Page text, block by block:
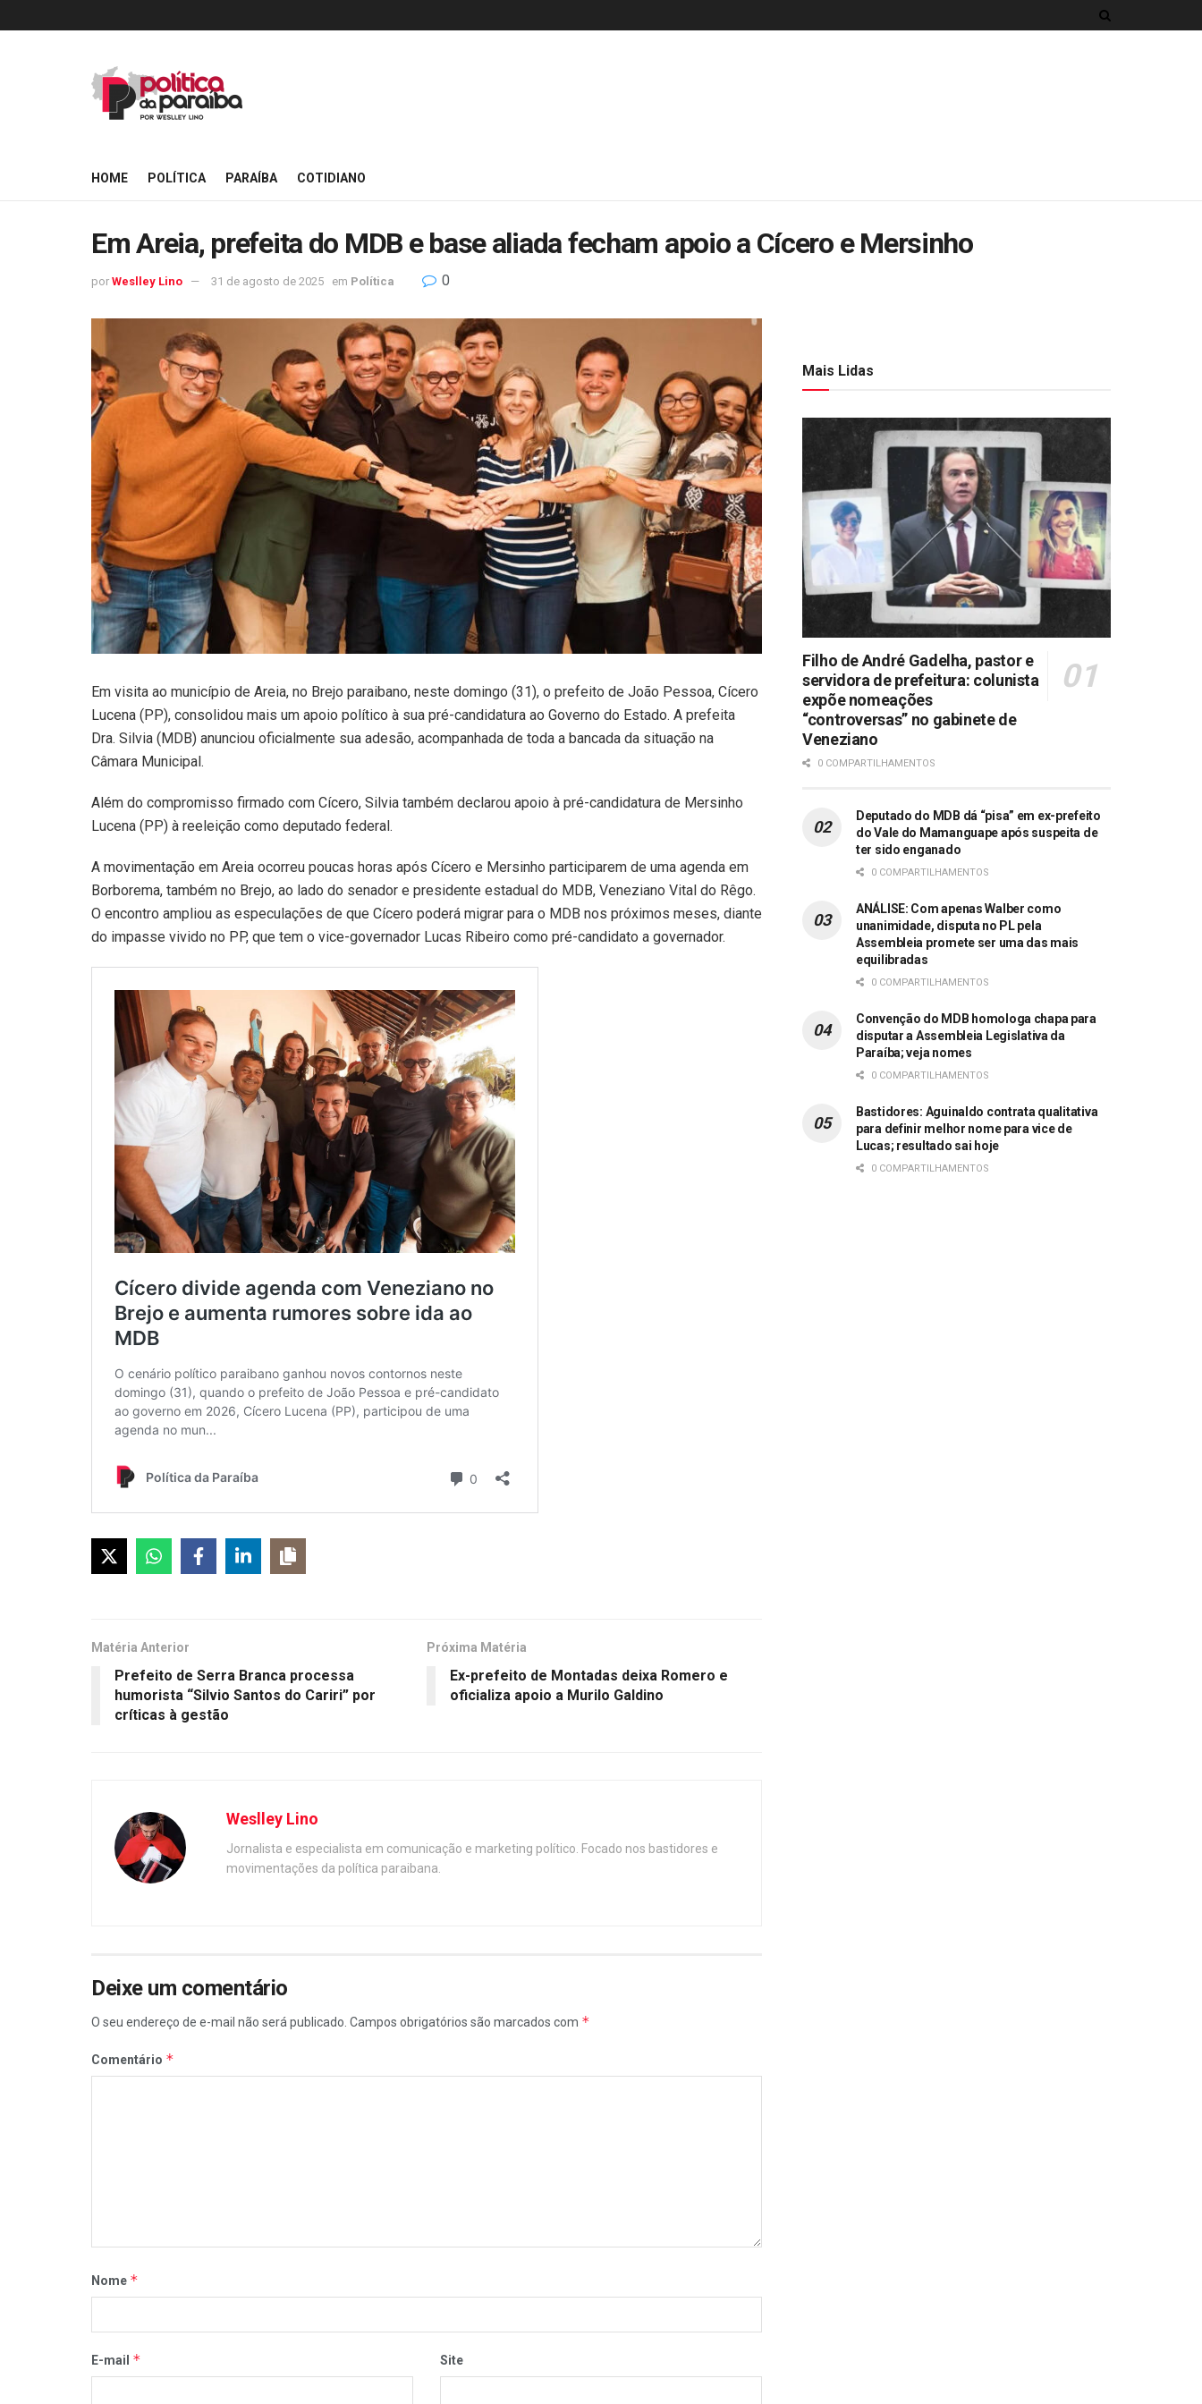
HOME POLÍTICA PARAÍBA COTIDIANO
Em Areia, prefeita do MDB e base aliada fecham apoio a Cícero e Mersinho
por Weslley Lino 31 de agosto de 2025 em Política 0
Em visita ao município de Areia, no Brejo paraibano, neste domingo (31), o prefeito de João Pessoa, Cícero
Lucena (PP), consolidou mais um apoio político à sua pré-candidatura ao Governo do Estado. A prefeita
Dra. Silvia (MDB) anunciou oficialmente sua adesão, acompanhada de toda a bancada da situação na
Câmara Municipal.
Além do compromisso firmado com Cícero, Silvia também declarou apoio à pré-candidatura de Mersinho
Lucena (PP) à reeleição como deputado federal.
A movimentação em Areia ocorreu poucas horas após Cícero e Mersinho participarem de uma agenda em
Borborema, também no Brejo, ao lado do senador e presidente estadual do MDB, Veneziano Vital do Rêgo.
O encontro ampliou as especulações de que Cícero poderá migrar para o MDB nos próximos meses, diante
do impasse vivido no PP, que tem o vice-governador Lucas Ribeiro como pré-candidato a governador.
Matéria Anterior
Prefeito de Serra Branca processa
humorista “Silvio Santos do Cariri” por
críticas à gestão
Próxima Matéria
Ex-prefeito de Montadas deixa Romero e
oficializa apoio a Murilo Galdino
Weslley Lino
Jornalista e especialista em comunicação e marketing político. Focado nos bastidores e
movimentações da política paraibana.
Deixe um comentário
O seu endereço de e-mail não será publicado. Campos obrigatórios são marcados com *
Comentário *
Nome *
E-mail * Site
Mais Lidas
Filho de André Gadelha, pastor e
servidora de prefeitura: colunista
expõe nomeações
“controversas” no gabinete de
Veneziano
0 COMPARTILHAMENTOS
Deputado do MDB dá “pisa” em ex-prefeito
do Vale do Mamanguape após suspeita de
ter sido enganado
0 COMPARTILHAMENTOS
ANÁLISE: Com apenas Walber como
unanimidade, disputa no PL pela
Assembleia promete ser uma das mais
equilibradas
0 COMPARTILHAMENTOS
Convenção do MDB homologa chapa para
disputar a Assembleia Legislativa da
Paraíba; veja nomes
0 COMPARTILHAMENTOS
Bastidores: Aguinaldo contrata qualitativa
para definir melhor nome para vice de
Lucas; resultado sai hoje
0 COMPARTILHAMENTOS